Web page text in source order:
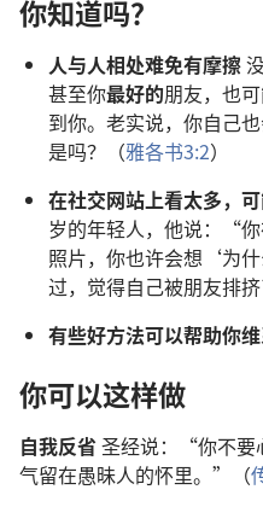
你知道吗？
人与人相处难免有摩擦
甚至你最好的朋友，也
到你。老实说，你自己
是吗？（雅各书3:2）
在社交网站上看太多，
岁的年轻人，他说：“
照片，你也许会想‘为
过，觉得自己被朋友排
有些好方法可以帮助你
你可以这样做
自我反省圣经说：“你不要
气留在愚昧人的怀里。”（